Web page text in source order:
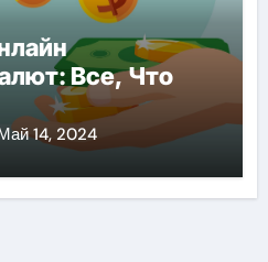
Все, Что
14, 2024